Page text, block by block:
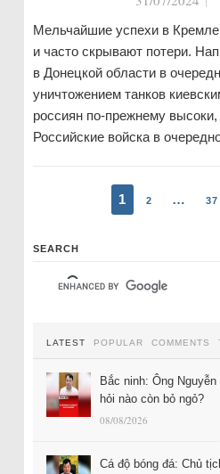
Мельчайшие успехи в
и часто скрывают потери.
в Донецкой области в
уничтожением танков
россиян по-прежнему
Российские войска в
1 2 … 37
SEARCH
LATEST POPULAR COMMENTS
Bắc ninh: Ông
hỏi nào còn bỏ ngỏ?
08/08/2026
Cá độ bóng đá: Chủ